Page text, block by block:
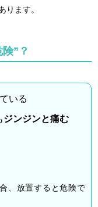
ります。
”？
いる
ジンジンと痛む
、放置すると危険で